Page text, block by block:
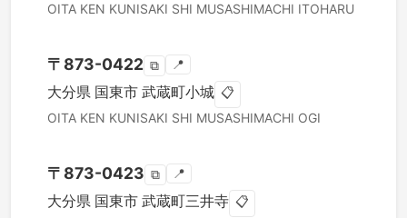
OITA KEN KUNISAKI SHI MUSASHIMACHI ITOHARU
〒 873-0422 ⧉ 📍
大分県 国東市 武蔵町小城 📋
OITA KEN KUNISAKI SHI MUSASHIMACHI OGI
〒 873-0423 ⧉ 📍
大分県 国東市 武蔵町三井寺 📋